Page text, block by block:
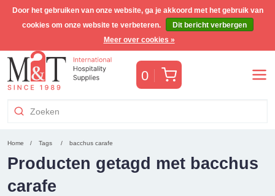
Gratis Benelux verzending voor orders >€255(incl. BTW)
0 Winkelwagen
Home Tags bacchus carafe
Producten getagd met bacchus
carafe
Door het gebruiken van onze website, ga je akkoord met het gebruik van
cookies om onze website te verbeteren.
Dit bericht verbergen
Meer over cookies »